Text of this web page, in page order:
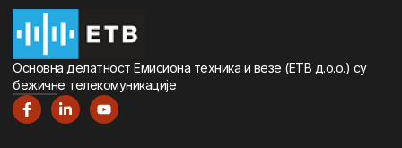
Oсновна дeлатност Eмисиона тeхника и вeзe (ETВ д.о.о.) су
бeжичнe тeлeкомуникацијe